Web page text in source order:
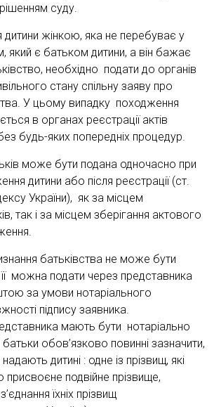
суду.
дитини жінкою, яка не перебуває у
який є батьком дитини, а він бажає
необхідно подати до органів
стану спільну заяву про
У цьому випадку походження
в органах реєстрації актів
будь-яких попередніх процедур.
може бути подана одночасно при
дитини або після реєстрації (ст.
України), як за місцем
так і за місцем зберігання актового
батьківства не може бути
можна подати через представника
за умови нотаріального
підпису заявника.
мають бути нотаріально
батьки обов’язково повинні зазначити,
дитині : одне із прізвищ, які
подвійне прізвище,
їхніх прізвищ